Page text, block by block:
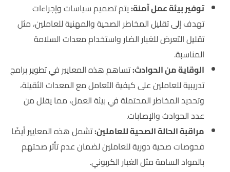
توفير بيئة عمل آمنة:يتم تصميم سياسات وإجراءات
تهدف إلى تقليل المخاطر الصحية والمهنية للعاملين، مثل
تقليل التعرض للغبار الضار واستخدام معدات السلامة
المناسبة.
الوقاية من الحوادث:تساهم هذه المعايير في تطوير برامج
تدريبية للعاملين على كيفية التعامل مع المعدات الثقيلة،
وتحديد المخاطر المحتملة في بيئة العمل، مما يقلل من
عدد الحوادث والإصابات.
مراقبة الحالة الصحية للعاملين:تشمل هذه المعايير أيضًا
فحوصات صحية دورية للعاملين لضمان عدم تأثر صحتهم
بالمواد السامة مثل الغبار الكربوني.